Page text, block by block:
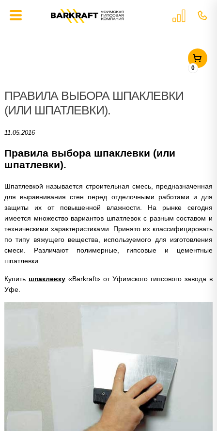
0
ГЛАВНАЯ СТАТЬИ
ПРАВИЛА ВЫБОРА ШПАКЛЕВКИ (ИЛИ
ШПАТЛЕВКИ).
ПРАВИЛА ВЫБОРА ШПАКЛЕВКИ
(ИЛИ ШПАТЛЕВКИ).
11.05.2016
Правила выбора шпаклевки (или
шпатлевки).
Шпатлевкой называется строительная смесь, предназначенная
для выравнивания стен перед отделочными работами и для
защиты их от повышенной влажности. На рынке сегодня
имеется множество вариантов шпатлевок с разным составом и
техническими характеристиками. Принято их классифицировать
по типу вяжущего вещества, используемого для изготовления
смеси. Различают полимерные, гипсовые и цементные
шпатлевки.
Купить шпаклевку«Barkraft» от Уфимского гипсового завода в
Уфе.